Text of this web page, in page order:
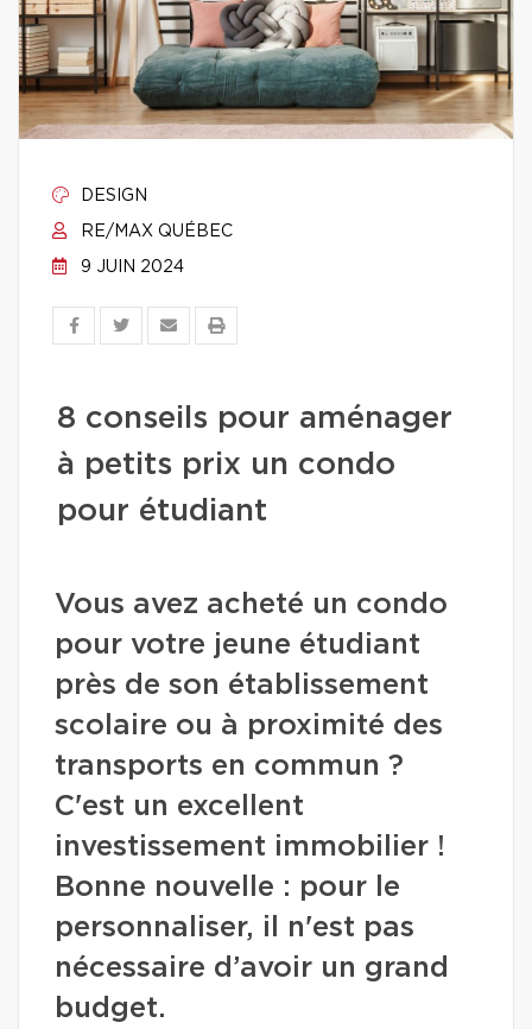
DESIGN
RE/MAX QUÉBEC
9 JUIN 2024
8 conseils pour aménager
à petits prix un condo
pour étudiant
Vous avez acheté un condo
pour votre jeune étudiant
près de son établissement
scolaire ou à proximité des
transports en commun ?
C'est un excellent
investissement immobilier !
Bonne nouvelle : pour le
personnaliser, il n'est pas
nécessaire d’avoir un grand
budget.